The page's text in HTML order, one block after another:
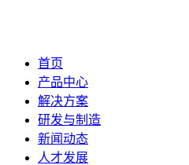
首页
产品中心
解决方案
研发与制造
新闻动态
人才发展